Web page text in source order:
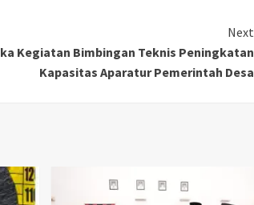
Next
Kegiatan Bimbingan Teknis Peningkatan
Kapasitas Aparatur Pemerintah Desa